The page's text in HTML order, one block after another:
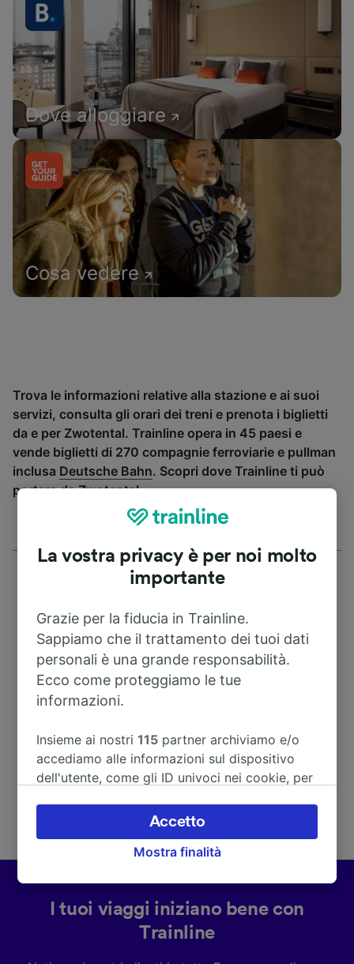
Dove alloggiare
Cosa vedere
Trova le informazioni relative alla stazione e ai suoi
servizi, consulta gli orari dei treni e prenota i biglietti
da e per Zwotental. Trainline opera in 45 paesi e
vende biglietti di 270 compagnie ferroviarie e pullman
inclusa Deutsche Bahn. Scopri dove Trainline ti può
portare da Zwotental.
Indirizzo
Bahnhofstr. 5
08267 Zwota
I tuoi viaggi iniziano bene con
Trainline
La vostra privacy è per noi molto
importante
Grazie per la fiducia in Trainline.
Sappiamo che il trattamento dei tuoi dati
personali è una grande responsabilità.
Ecco come proteggiamo le tue
informazioni.
Insieme ai nostri115 partner archiviamo e/o
accediamo alle informazioni sul dispositivo
dell'utente, come gli ID univoci nei cookie, per
accettare o gestire le proprie scelte facendo
clic di seguito, tra cui il proprio diritto di
opporsi sulla base di un interesse legittimo o
verranno segnalate ai nostri partner e non
influenzeranno i dati sulla navigazione. I tuoi
Mostra finalità
Accetto